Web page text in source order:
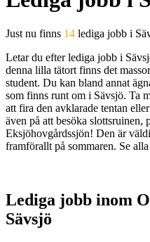
Just nu finns 14 lediga jobb i
Letar du efter lediga jobb i
denna lilla tätort finns det
student. Du kan bland annat
som finns runt om i Sävsjö. Ta
att fira den avklarade tentan
även på att besöka slottsruinen,
Eksjöhovgårdssjön! Den är
framförallt på sommaren. Se
Lediga jobb inom
Sävsjö